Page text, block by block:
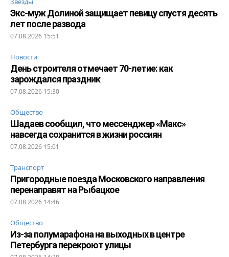
Экс-муж Долиной защищает певицу спустя десять
лет после развода
07.08.2026 15:51
Новости
День строителя отмечает 70-летие: как
зарождался праздник
07.08.2026 15:30
Общество
Шадаев сообщил, что мессенджер «Макс»
навсегда сохранится в жизни россиян
07.08.2026 15:01
Транспорт
Пригородные поезда Московского направления
перенаправят на Рыбацкое
07.08.2026 14:46
Общество
Из-за полумарафона на выходных в центре
Петербурга перекроют улицы